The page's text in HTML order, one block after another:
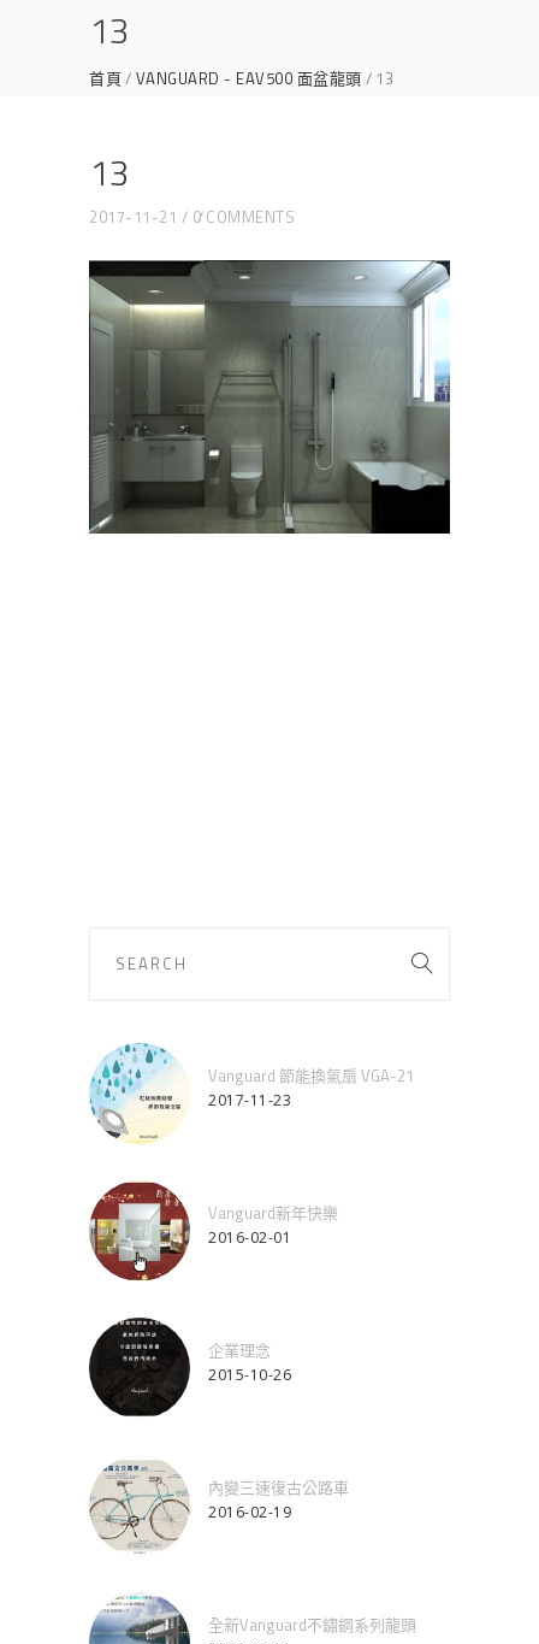
13
首頁 VANGUARD - EAV500 面盆龍頭 13
13
2017-11-21 0 COMMENTS
Vanguard 節能換氣扇 VGA-21
2017-11-23
Vanguard新年快樂
2016-02-01
企業理念
2015-10-26
內變三速復古公路車
2016-02-19
全新Vanguard不鏽鋼系列龍頭